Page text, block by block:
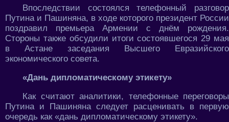
Впоследствии состоялся телефонный разговор
Путина и Пашиняна, в ходе которого президент России
поздравил премьера Армении с днём рождения.
Стороны также обсудили итоги состоявшегося 29 мая
в Астане заседания Высшего Евразийского
экономического совета.
«Дань дипломатическому этикету»
Как считают аналитики, телефонные переговоры
Путина и Пашиняна следует расценивать в первую
очередь как «дань дипломатическому этикету».